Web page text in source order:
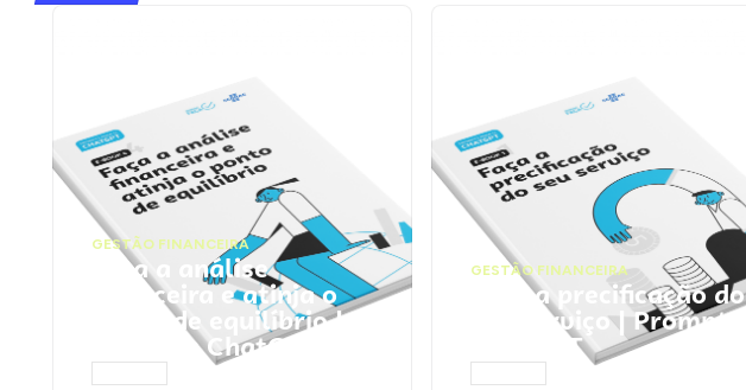
GESTÃO FINANCEIRA
Faça a análise
financeira e atinja o
ponto de equilíbrio |
Prompts ChatGPT
GESTÃO FINANCEIRA
Faça a precificação do
seu serviço | Prompts
ChatGPT